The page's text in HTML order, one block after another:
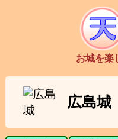
お城を楽
広島城